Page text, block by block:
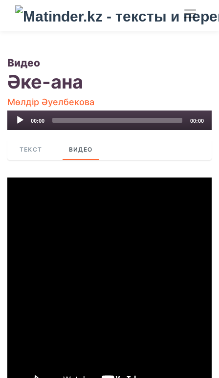
Видео
Әке-ана
Мөлдір Әуелбекова
Audio
00:00 00:00
ТЕКСТ ВИДЕО